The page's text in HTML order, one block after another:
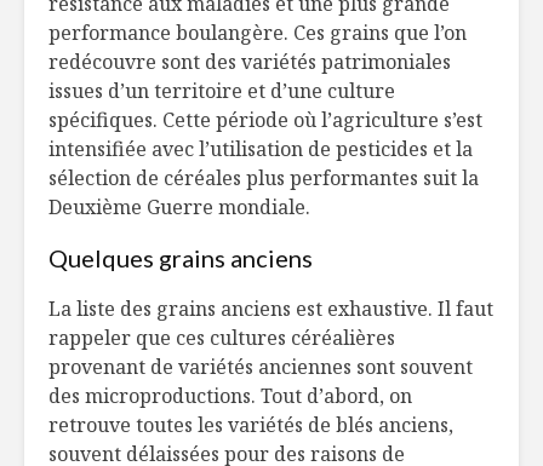
performance boulangère. Ces grains que l’on
redécouvre sont des variétés patrimoniales
issues d’un territoire et d’une culture
spécifiques. Cette période où l’agriculture s’est
intensifiée avec l’utilisation de pesticides et la
sélection de céréales plus performantes suit la
Deuxième Guerre mondiale.
Quelques grains anciens
La liste des grains anciens est exhaustive. Il faut
rappeler que ces cultures céréalières
provenant de variétés anciennes sont souvent
des microproductions. Tout d’abord, on
retrouve toutes les variétés de blés anciens,
souvent délaissées pour des raisons de